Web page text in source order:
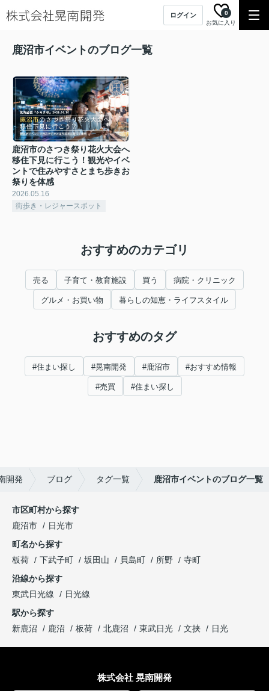
ログイン
お気に入り
0
鹿沼市イベントのブログ一覧
鹿沼市のさつき祭り花火大会へ
移住下見に行こう！観光やイベ
ントで住みやすさとまち歩きお
祭りを体感
2026.05.16
街歩き・レジャースポット
おすすめのカテゴリ
売る 子育て・教育施設 買う 病院・クリニック
グルメ・お買い物 暮らしの知恵・ライフスタイル
おすすめのタグ
#住まい探し #晃南開発 #鹿沼市 #おすすめ情報
#売買 #住まい探し
開発 ブログ タグ一覧 鹿沼市イベントのブログ一覧
市区町村から探す
鹿沼市
日光市
町名から探す
板荷
下武子町 坂田山 貝島町 所野
寺町
沿線から探す
東武日光線
日光線
駅から探す
新鹿沼
鹿沼 板荷 北鹿沼 東武日光 文挟 日光
株式会社 晃南開発